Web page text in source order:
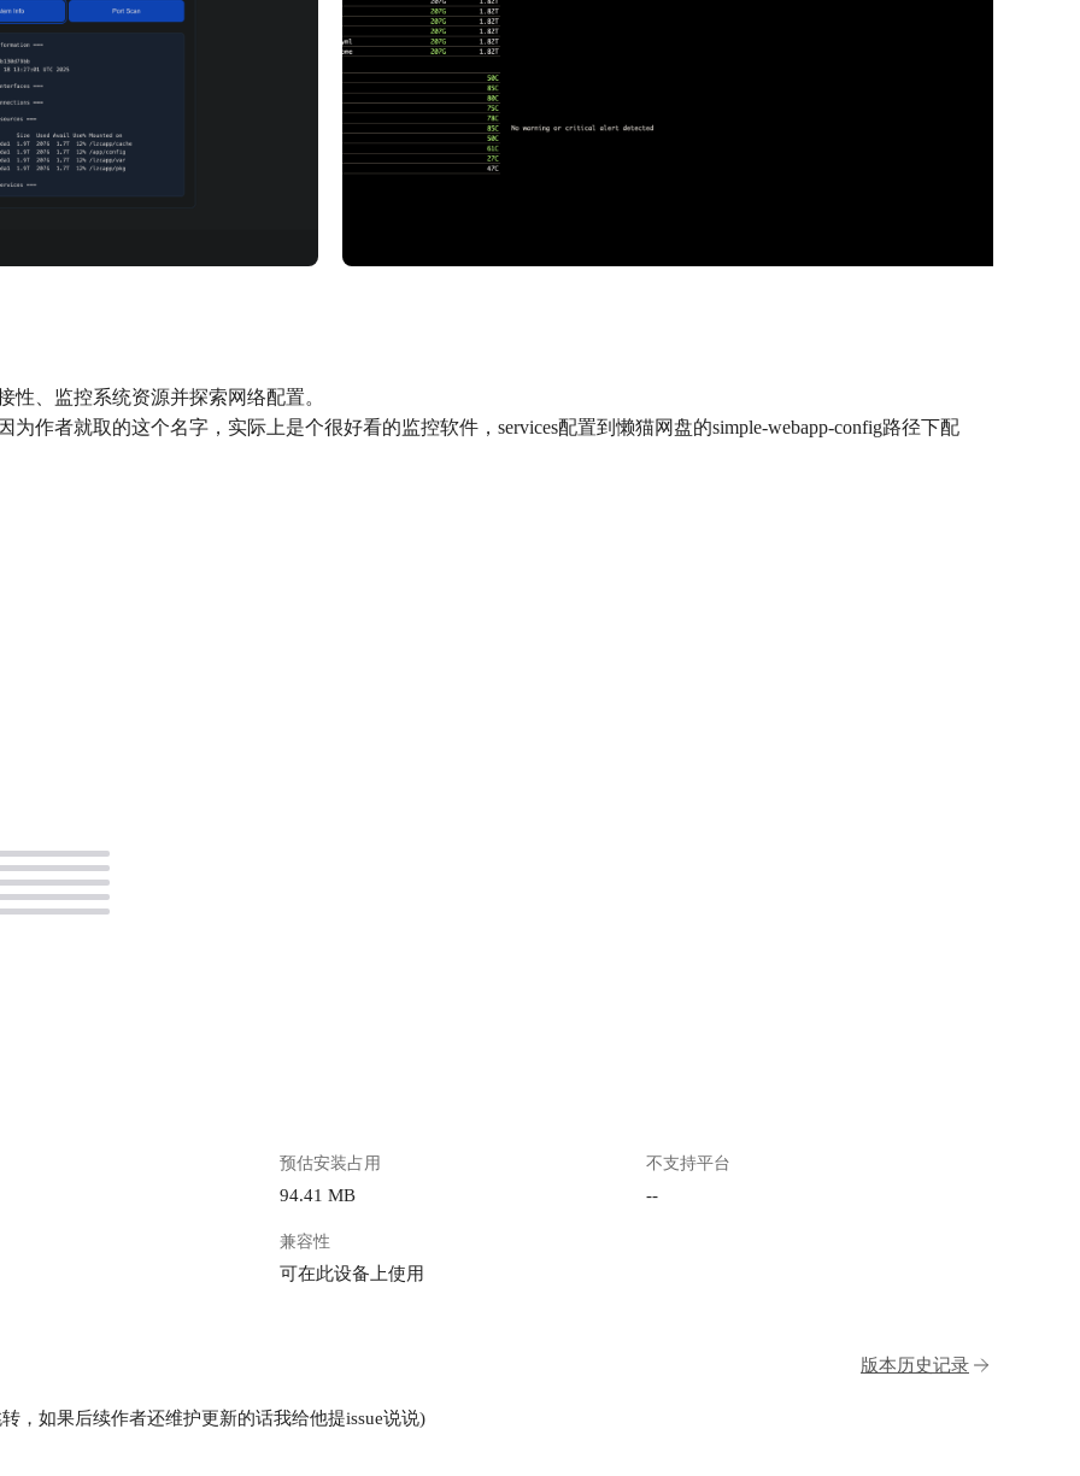
性、监控系统资源并探索网络配置。
作者就取的这个名字，实际上是个很好看的监控软件，services配置到懒猫网盘的simple-webapp-config路径下配
预估安装占用
94.41 MB
不支持平台
--
兼容性
可在此设备上使用
版本历史记录
，如果后续作者还维护更新的话我给他提issue说说)